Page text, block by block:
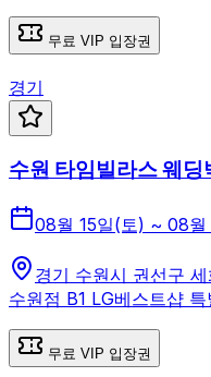
무료 VIP 입장권
경기
수원 타임빌라스 웨딩
08월 15일(토) ~ 08월
경기 수원시 권선구
수원점 B1 LG베스트샵
무료 VIP 입장권